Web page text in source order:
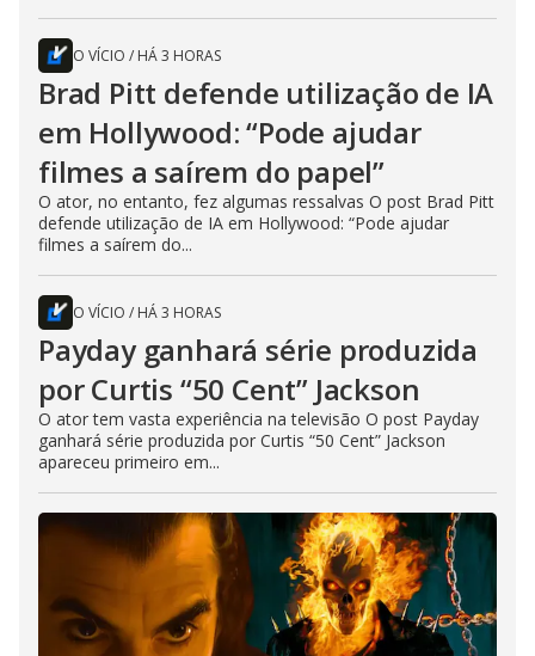
O VÍCIO / HÁ 3 HORAS
Brad Pitt defende utilização de IA
em Hollywood: “Pode ajudar
filmes a saírem do papel”
O ator, no entanto, fez algumas ressalvas O post Brad Pitt
defende utilização de IA em Hollywood: “Pode ajudar
filmes a saírem do...
O VÍCIO / HÁ 3 HORAS
Payday ganhará série produzida
por Curtis “50 Cent” Jackson
O ator tem vasta experiência na televisão O post Payday
ganhará série produzida por Curtis “50 Cent” Jackson
apareceu primeiro em...